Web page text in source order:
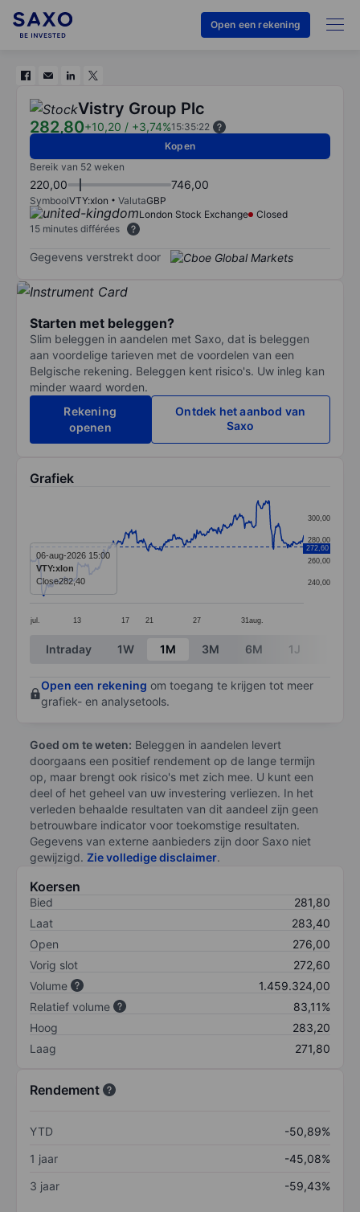
Open een rekening
Vistry Group Plc
282,80+10,20 / +3,74%15:35:22
Kopen
Bereik van 52 weken
220,00 746,00
SymboolVTY:xlon ValutaGBP
London Stock Exchange
Closed
15 minutes différées
Gegevens verstrekt door
Starten met beleggen?
Slim beleggen in aandelen met Saxo, dat is beleggen
aan voordelige tarieven met de voordelen van een
Belgische rekening. Beleggen kent risico's. Uw inleg kan
minder waard worden.
Rekening
openen
Ontdek het aanbod van
Saxo
Grafiek
Line chart with 391 data points.
The chart has 1 X axis displaying categories.
The chart has 1 Y axis displaying values. Data
jul. 13 17 21 27 31 aug.
240,00
260,00
280,00
300,00
272,60
06-aug-2026 15:00
VTY:xlon
Close282,40
End of interactive chart.
Intraday 1W 1M 3M 6M 1J
Open een rekening om toegang te krijgen tot meer
grafiek- en analysetools.
Goed om te weten: Beleggen in aandelen levert
doorgaans een positief rendement op de lange termijn
op, maar brengt ook risico's met zich mee. U kunt een
deel of het geheel van uw investering verliezen. In het
verleden behaalde resultaten van dit aandeel zijn geen
betrouwbare indicator voor toekomstige resultaten.
Gegevens van externe aanbieders zijn door Saxo niet
gewijzigd. Zie volledige disclaimer.
Koersen
Bied
281,80
Laat
283,40
Open
276,00
Vorig slot
272,60
Volume
1.459.324,00
Relatief volume
83,11%
Hoog
283,20
Laag
271,80
Rendement
YTD
-50,89%
1 jaar
-45,08%
3 jaar
-59,43%